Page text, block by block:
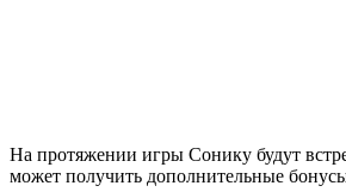
На протяжении игры Сонику будут
может получить дополнительные